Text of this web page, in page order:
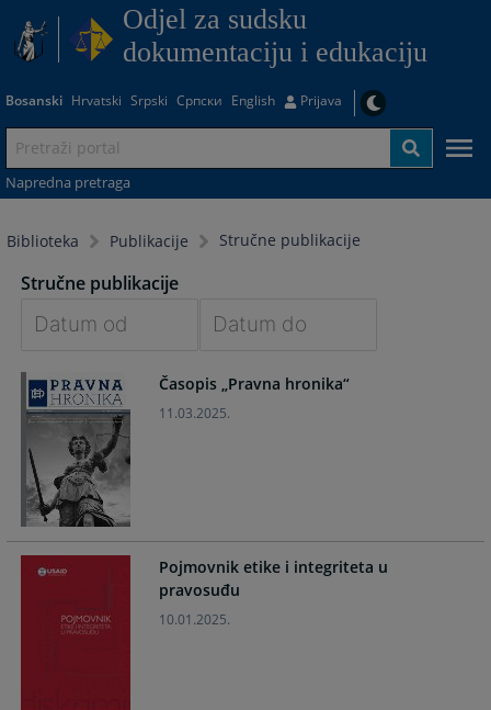
Odjel za sudsku
dokumentaciju i edukaciju
Bosanski Hrvatski Srpski Српски English Prijava
Napredna pretraga
Biblioteka Publikacije Stručne publikacije
Stručne publikacije
forward
to
interact
with
the
calendar
and
select
Press
forward
to
a
date.
Press
Časopis „Pravna hronika“
11.03.2025.
Pojmovnik etike i integriteta u
pravosuđu
10.01.2025.